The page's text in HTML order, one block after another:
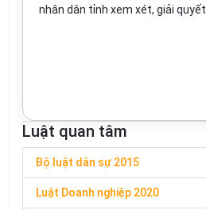
nhân dân tỉnh xem xét, giải quyết
Luật quan tâm
Bộ luật dân sự 2015
Luật Doanh nghiệp 2020